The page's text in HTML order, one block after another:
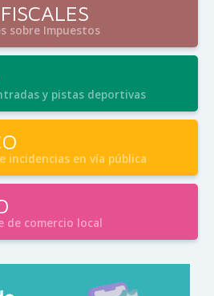
FISCALES
sobre Impuestos
y pistas deportivas
incidencias en vía pública
de comercio local